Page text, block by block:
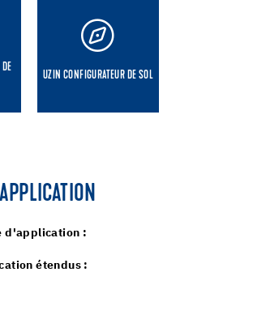
UZIN CONFIGURATEUR DE SOL
d'application :
étendus :